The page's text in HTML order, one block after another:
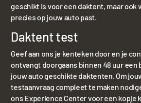
geschikt is voor een daktent, maar ook
precies op jouw auto past.
Daktent test
Geef aan ons je kenteken door en je
ontvangt doorgaans binnen 48 uur een
jouw auto geschikte daktenten. Om
testaanvraag compleet te maken
ons Experience Center voor een kopje